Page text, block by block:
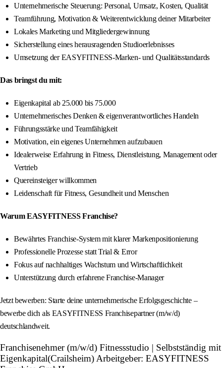
Unternehmerische Steuerung: Personal, Umsatz, Kosten, Qualität
Teamführung, Motivation & Weiterentwicklung deiner Mitarbeiter
Lokales Marketing und Mitgliedergewinnung
Sicherstellung eines herausragenden Studioerlebnisses
Umsetzung der EASYFITNESS-Marken- und Qualitätsstandards
Das bringst du mit:
Eigenkapital ab 25.000 bis 75.000
Unternehmerisches Denken & eigenverantwortliches Handeln
Führungsstärke und Teamfähigkeit
Motivation, ein eigenes Unternehmen aufzubauen
Idealerweise Erfahrung in Fitness, Dienstleistung, Management oder
Vertrieb
Quereinsteiger willkommen
Leidenschaft für Fitness, Gesundheit und Menschen
Warum EASYFITNESS Franchise?
Bewährtes Franchise-System mit klarer Markenpositionierung
Professionelle Prozesse statt Trial & Error
Fokus auf nachhaltiges Wachstum und Wirtschaftlichkeit
Unterstützung durch erfahrene Franchise-Manager
Jetzt bewerben: Starte deine unternehmerische Erfolgsgeschichte –
bewerbe dich als EASYFITNESS Franchisepartner (m/w/d)
deutschlandweit.
Franchisenehmer (m/w/d) Fitnessstudio | Selbstständig mit
Eigenkapital(Crailsheim) Arbeitgeber: EASYFITNESS